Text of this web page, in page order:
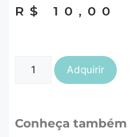
R$ 10,00
Adquirir
Conheça também